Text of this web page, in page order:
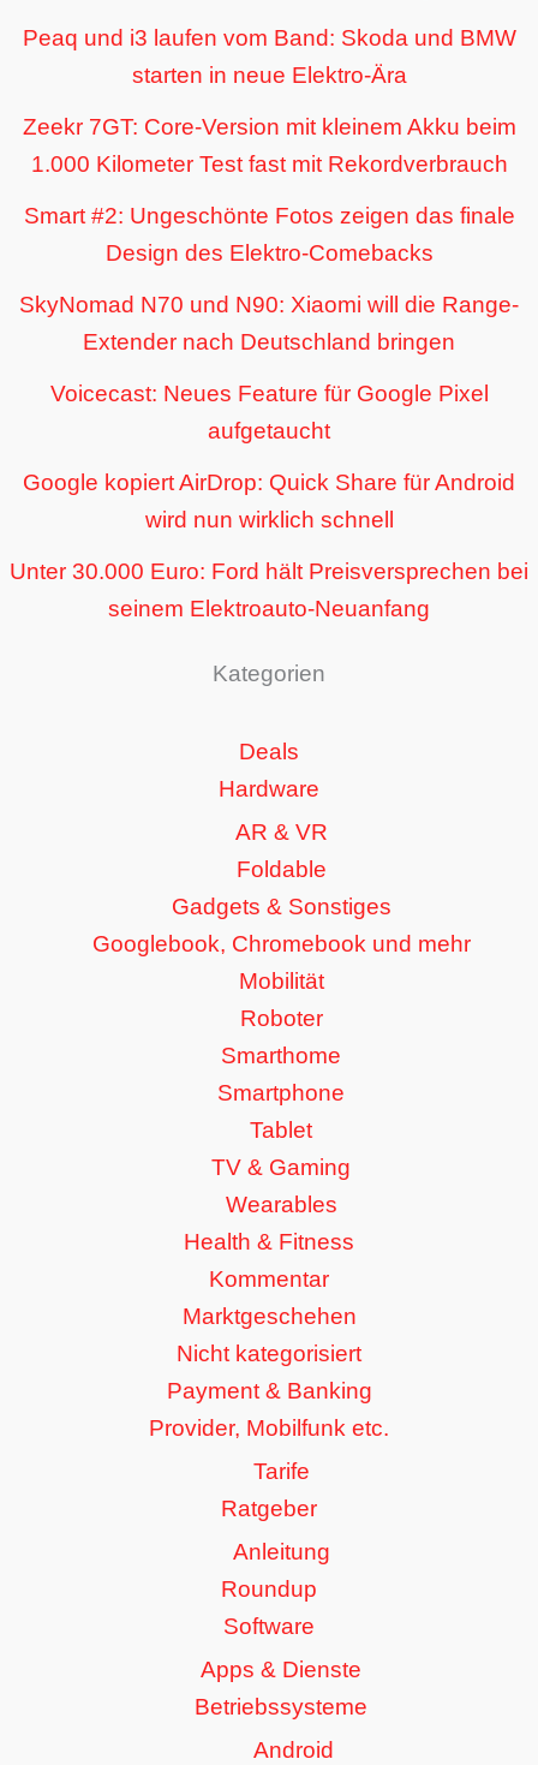
Peaq und i3 laufen vom Band: Skoda und BMW
starten in neue Elektro-Ära
Zeekr 7GT: Core-Version mit kleinem Akku beim
1.000 Kilometer Test fast mit Rekordverbrauch
Smart #2: Ungeschönte Fotos zeigen das finale
Design des Elektro-Comebacks
SkyNomad N70 und N90: Xiaomi will die Range-
Extender nach Deutschland bringen
Voicecast: Neues Feature für Google Pixel
aufgetaucht
Google kopiert AirDrop: Quick Share für Android
wird nun wirklich schnell
Unter 30.000 Euro: Ford hält Preisversprechen bei
seinem Elektroauto-Neuanfang
Kategorien
Deals
Hardware
AR & VR
Foldable
Gadgets & Sonstiges
Googlebook, Chromebook und mehr
Mobilität
Roboter
Smarthome
Smartphone
Tablet
TV & Gaming
Wearables
Health & Fitness
Kommentar
Marktgeschehen
Nicht kategorisiert
Payment & Banking
Provider, Mobilfunk etc.
Tarife
Ratgeber
Anleitung
Roundup
Software
Apps & Dienste
Betriebssysteme
Android